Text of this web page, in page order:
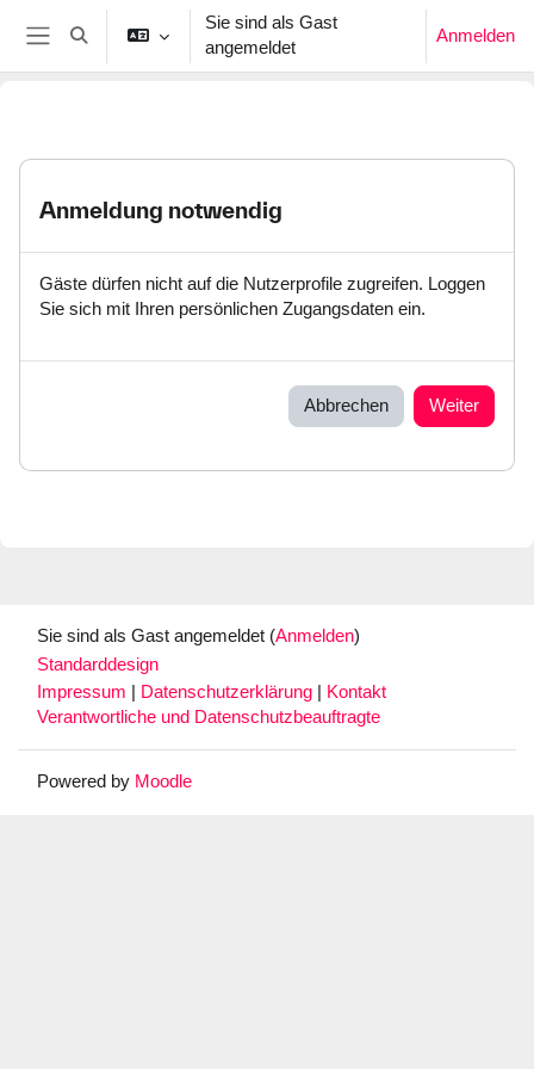
Zum Hauptinhalt
Website-Übersicht
Sucheingabe umschalten
Sie sind als Gast
angemeldet
Anmelden
Anmeldung notwendig
Gäste dürfen nicht auf die Nutzerprofile zugreifen. Loggen
Sie sich mit Ihren persönlichen Zugangsdaten ein.
Abbrechen Weiter
Sie sind als Gast angemeldet (Anmelden)
Standarddesign
Impressum
Datenschutzerklärung
Kontakt
Verantwortliche und Datenschutzbeauftragte
Powered by Moodle